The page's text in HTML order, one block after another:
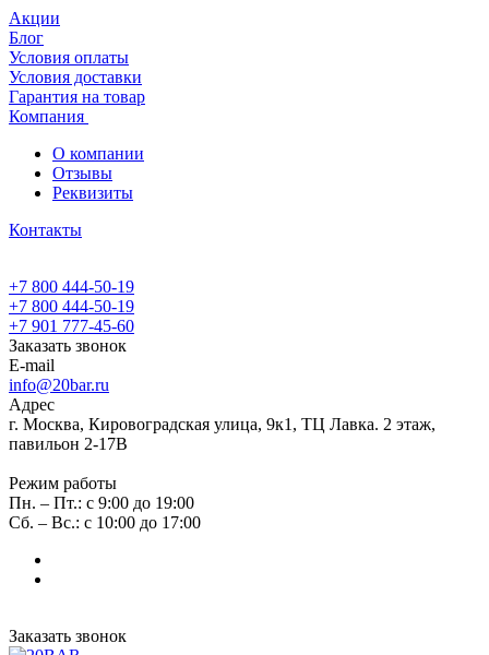
Акции
Блог
Условия оплаты
Условия доставки
Гарантия на товар
Компания
О компании
Отзывы
Реквизиты
Контакты
+7 800 444-50-19
+7 800 444-50-19
+7 901 777-45-60
Заказать звонок
E-mail
info@20bar.ru
Адрес
г. Москва, Кировоградская улица, 9к1, ТЦ Лавка. 2 этаж,
павильон 2-17В
Режим работы
Пн. – Пт.: с 9:00 до 19:00
Сб. – Вс.: с 10:00 до 17:00
Заказать звонок